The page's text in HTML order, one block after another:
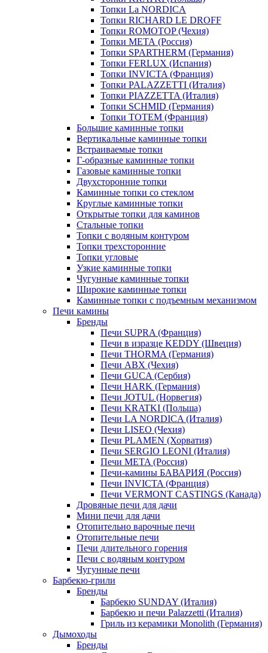
Топки La NORDICA
Топки RICHARD LE DROFF
Топки ROMOTOP (Чехия)
Топки МЕТА (Россия)
Топки SPARTHERM (Германия)
Топки FERLUX (Испания)
Топки INVICTA (Франция)
Топки PALAZZETTI (Италия)
Топки PIAZZETTA (Италия)
Топки SCHMID (Германия)
Топки TOTEM (Франция)
Большие каминные топки
Вертикальные каминные топки
Встраиваемые топки
Г-образные каминные топки
Газовые каминные топки
Двухсторонние топки
Каминные топки со стеклом
Круглые каминные топки
Открытые топки для каминов
Стальные топки
Топки с водяным контуром
Топки трехсторонние
Топки угловые
Узкие каминные топки
Чугунные каминные топки
Широкие каминные топки
Каминные топки с подъемным механизмом
Печи камины
Бренды
Печи SUPRA (Франция)
Печи в изразце KEDDY (Швеция)
Печи THORMA (Германия)
Печи ABX (Чехия)
Печи GUCA (Сербия)
Печи HARK (Германия)
Печи JOTUL (Норвегия)
Печи KRATKI (Польша)
Печи LA NORDICA (Италия)
Печи LISEO (Чехия)
Печи PLAMEN (Хорватия)
Печи SERGIO LEONI (Италия)
Печи META (Россия)
Печи-камины БАВАРИЯ (Россия)
Печи INVICTA (Франция)
Печи VERMONT CASTINGS (Канада)
Дровяные печи для дачи
Мини печи для дачи
Отопительно варочные печи
Отопительные печи
Печи длительного горения
Печи с водяным контуром
Чугунные печи
Барбекю-грили
Бренды
Барбекю SUNDAY (Италия)
Барбекю и печи Palazzetti (Италия)
Гриль из керамики Monolith (Германия)
Дымоходы
Бренды